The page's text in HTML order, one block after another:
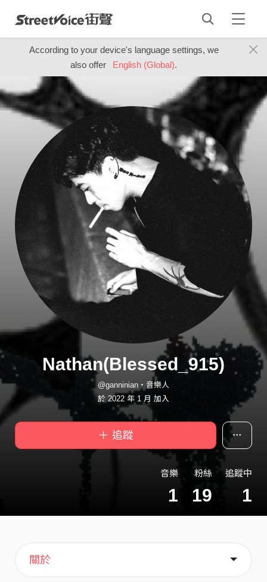
According to your device's language settings, we
also offer
English (Global).
Nathan(Blessed_915)
@ganninian・音樂人
於 2022 年 1 月 加入
＋ 追蹤
音樂
1
粉絲
19
追蹤中
1
主頁
音樂
喜歡
關於